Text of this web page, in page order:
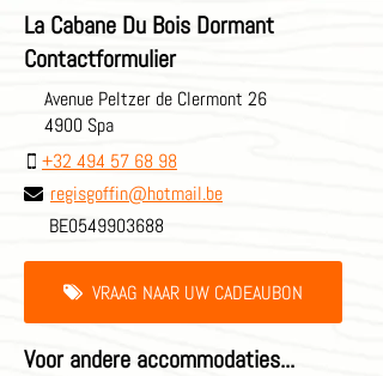
La Cabane Du Bois Dormant
Contactformulier
Avenue Peltzer de Clermont 26
4900 Spa
+32 494 57 68 98
regisgoffin@hotmail.be
BE0549903688
VRAAG NAAR UW CADEAUBON
Voor andere accommodaties...